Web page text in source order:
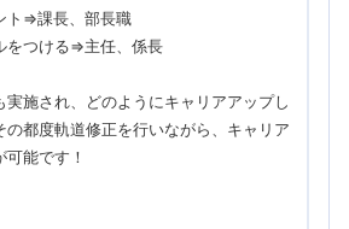
ト⇒課長、部長職
をつける⇒主任、係長
実施され、どのようにキャリアアップし
の都度軌道修正を行いながら、キャリア
能です！